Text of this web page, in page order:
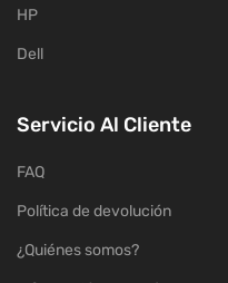
HP
Dell
Servicio Al Cliente
FAQ
Política de devolución
¿Quiénes somos?